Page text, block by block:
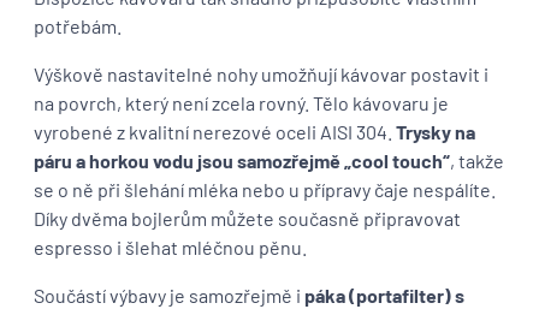
potřebám.
Výškově nastavitelné nohy umožňují kávovar postavit i
na povrch, který není zcela rovný. Tělo kávovaru je
vyrobené z kvalitní nerezové oceli AISI 304. Trysky na
páru a horkou vodu jsou samozřejmě „cool touch“, takže
se o ně při šlehání mléka nebo u přípravy čaje nespálíte.
Díky dvěma bojlerům můžete současně připravovat
espresso i šlehat mléčnou pěnu.
Součástí výbavy je samozřejmě i páka (portafilter) s